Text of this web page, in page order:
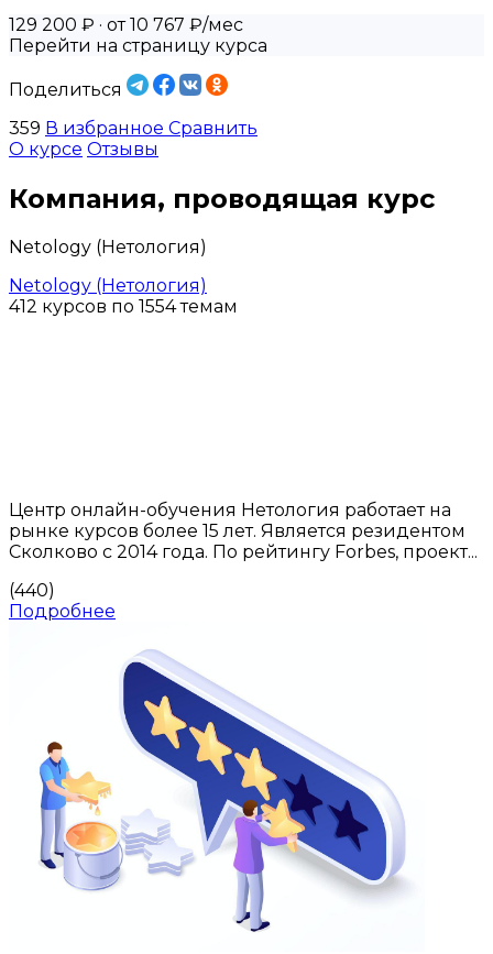
129 200 ₽ · от 10 767 ₽/мес
Перейти на страницу курса
Поделиться
359 В избранное Сравнить
О курсе Отзывы
Компания, проводящая курс
Netology (Нетология)
Netology (Нетология)
412 курсов по 1554 темам
Центр онлайн-обучения Нетология работает на
рынке курсов более 15 лет. Является резидентом
Сколково с 2014 года. По рейтингу Forbes, проект...
(440)
Подробнее